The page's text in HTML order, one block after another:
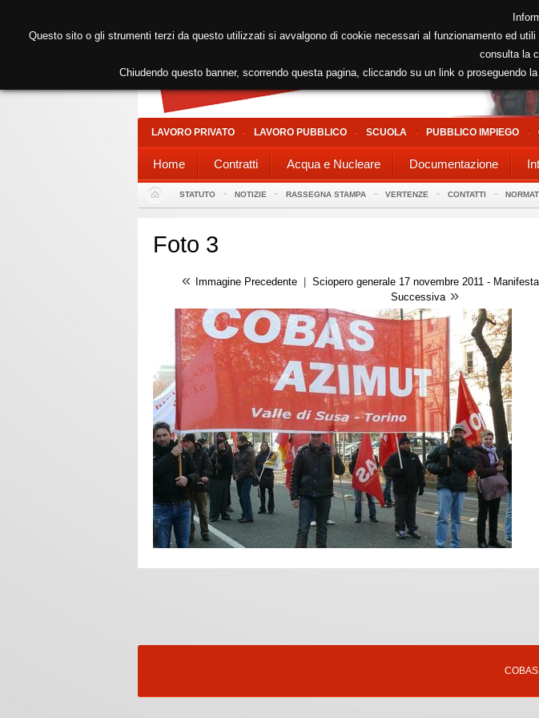
LAVORO PRIVATO LAVORO PUBBLICO SCUOLA PUBBLICO IMPIEGO
Home Contratti Acqua e Nucleare Documentazione
STATUTO NOTIZIE RASSEGNA STAMPA VERTENZE CONTATTI
Foto 3
« Immagine Precedente Sciopero generale 17 novembre 2011 -
Successiva»
Questo sito o gli strumenti terzi da questo utilizzati si avvalgono di cookie necessari al funzionamento ed
consulta la
Chiudendo questo banner, scorrendo questa pagina, cliccando su un link o proseguendo